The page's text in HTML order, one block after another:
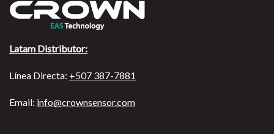
Latam Distributor:
Línea Directa: +507 387-7881
Email: info@crownsensor.com